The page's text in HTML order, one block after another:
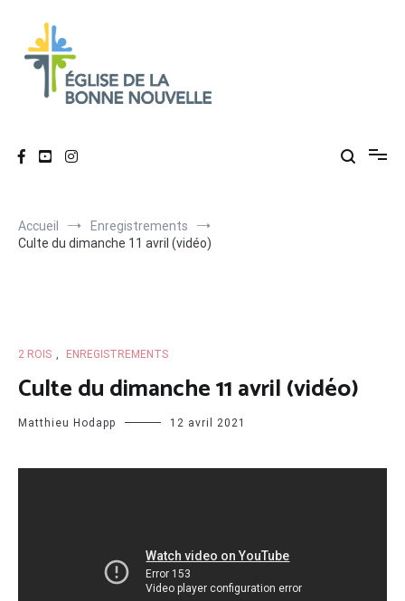
contenu
Accueil
Enregistrements
Culte du dimanche 11 avril (vidéo)
2 ROIS , ENREGISTREMENTS
Culte du dimanche 11 avril (vidéo)
Matthieu Hodapp 12 avril 2021